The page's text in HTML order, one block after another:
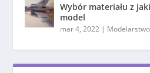
Wybór materiału z
model
mar 4, 2022 | Modelarstwo